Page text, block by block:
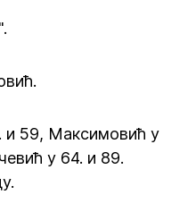
и 59, Максимовић у
у 64. и 89.